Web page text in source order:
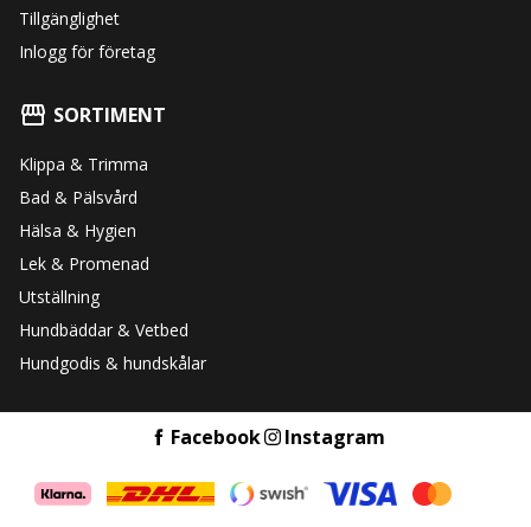
Tillgänglighet
Inlogg för företag
SORTIMENT
Klippa & Trimma
Bad & Pälsvård
Hälsa & Hygien
Lek & Promenad
Utställning
Hundbäddar & Vetbed
Hundgodis & hundskålar
Facebook Instagram